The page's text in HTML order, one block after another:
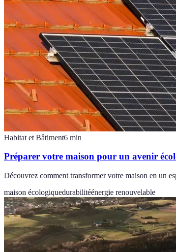
Habitat et Bâtiment6 min
Préparer votre maison pour un avenir
Découvrez comment transformer votre maison en un
maison écologiquedurabilitéénergie renouvelable